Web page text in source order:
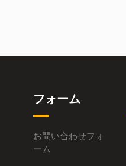
フォーム
お問い合わせフォ
ーム